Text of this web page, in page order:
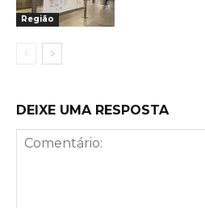
Região
DEIXE UMA RESPOSTA